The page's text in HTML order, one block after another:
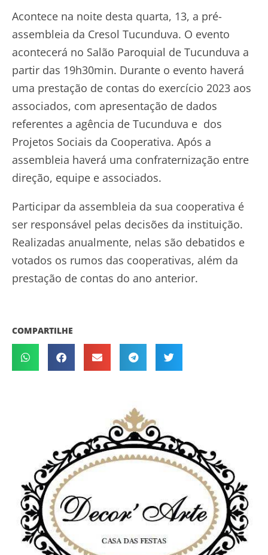
Acontece na noite desta quarta, 13, a pré-
assembleia da Cresol Tucunduva. O evento
acontecerá no Salão Paroquial de Tucunduva a
partir das 19h30min. Durante o evento haverá
uma prestação de contas do exercício 2023 aos
associados, com apresentação de dados
referentes a agência de Tucunduva e dos
Projetos Sociais da Cooperativa. Após a
assembleia haverá uma confraternização entre
direção, equipe e associados.
Participar da assembleia da sua cooperativa é
ser responsável pelas decisões da instituição.
Realizadas anualmente, nelas são debatidos e
votados os rumos das cooperativas, além da
prestação de contas do ano anterior.
COMPARTILHE